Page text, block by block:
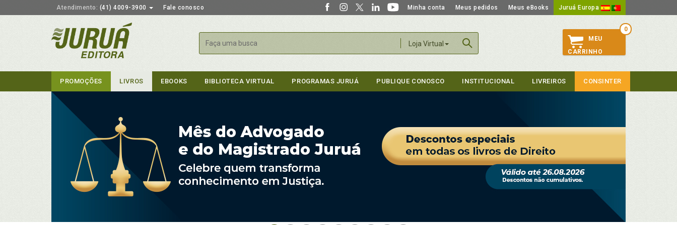
Atendimento: (41) 4009-3900 Fale conosco Minha conta Meus pedidos Meus eBooks Juruá Europa
Loja Virtual
Buscar
0
MEU
CARRINHO
PROMOÇÕES LIVROS EBOOKS BIBLIOTECA VIRTUAL PROGRAMAS JURUÁ PUBLIQUE CONOSCO INSTITUCIONAL LIVREIROS CONSINTER